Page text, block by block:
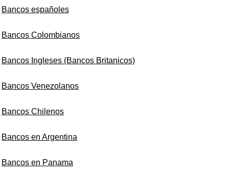
Bancos españoles
Bancos Colombianos
Bancos Ingleses (Bancos Britanicos)
Bancos Venezolanos
Bancos Chilenos
Bancos en Argentina
Bancos en Panama